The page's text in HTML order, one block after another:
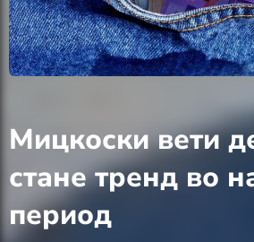
Мицкоски вети
стане тренд во
период